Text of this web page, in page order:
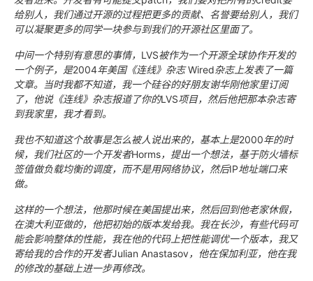
给别人，我们通过开源的过程把更多的贡献、名誉要给别人，我们
可以凝聚更多的同学一块参与到我们的开源社区里面了。
中间一个特别有意思的事情， LVS被作为一个开源全球协作开发的
一个例子，是2004年美国《连线》杂志Wired杂志上发表了一篇
文章。当时我都不知道，我一个硅谷的好朋友谢华刚他家里订阅
了，他说《连线》杂志报道了你的LVS项目，然后他把那本杂志寄
到我家里，我才看到。
我也不知道这个故事是怎么被人说出来的，基本上是2000年的时
候，我们社区的一个开发者Horms，提出一个想法，基于防火墙标
签值做负载均衡的调度，而不是用网络协议，然后IP地址端口来
做。
这样的一个想法，他那时候在美国提出来，然后回到他老家休假，
在澳大利亚做的，他把初始的版本发给我。我在长沙，有些代码可
能会影响整体的性能，我在他的代码上把性能调优一个版本，我又
寄给我的合作的开发者Julian Anastasov，他在保加利亚，他在我
的修改的基础上进一步再修改。